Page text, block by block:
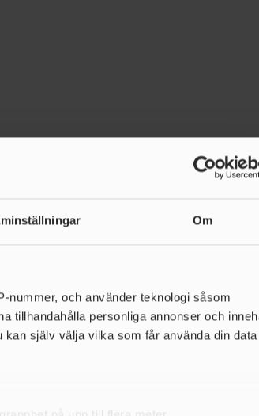
Om
nummer, och använder teknologi såsom
tillhandahålla personliga annonser och
själv välja vilka som får använda din data